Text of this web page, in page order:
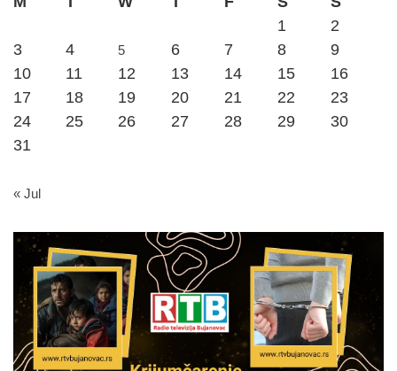
1
2
3
4 5 6 7 8
9
10
11 12 13 14 15
16
17
18 19 20 21 22
23
24
25 26 27 28 29
30
31
« Jul